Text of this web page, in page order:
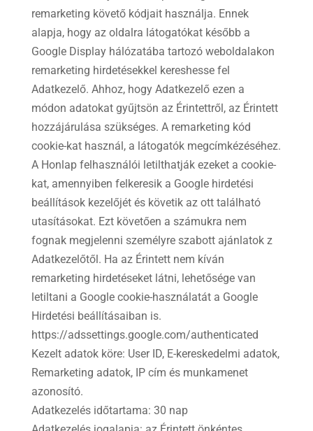
remarketing követő kódjait használja. Ennek
alapja, hogy az oldalra látogatókat később a
Google Display hálózatába tartozó weboldalakon
remarketing hirdetésekkel kereshesse fel
Adatkezelő. Ahhoz, hogy Adatkezelő ezen a
módon adatokat gyűjtsön az Érintettről, az Érintett
hozzájárulása szükséges. A remarketing kód
cookie-kat használ, a látogatók megcímkézéséhez.
A Honlap felhasználói letilthatják ezeket a cookie-
kat, amennyiben felkeresik a Google hirdetési
beállítások kezelőjét és követik az ott található
utasításokat. Ezt követően a számukra nem
fognak megjelenni személyre szabott ajánlatok z
Adatkezelőtől. Ha az Érintett nem kíván
remarketing hirdetéseket látni, lehetősége van
letiltani a Google cookie-használatát a Google
Hirdetési beállításaiban is.
https://adssettings.google.com/authenticated
Kezelt adatok köre: User ID, E-kereskedelmi adatok,
Remarketing adatok, IP cím és munkamenet
azonosító.
Adatkezelés időtartama: 30 nap